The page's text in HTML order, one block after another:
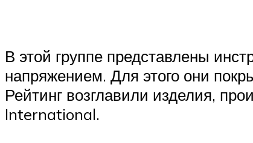
В этой группе представлены
напряжением. Для этого они
Рейтинг возглавили изделия,
International.